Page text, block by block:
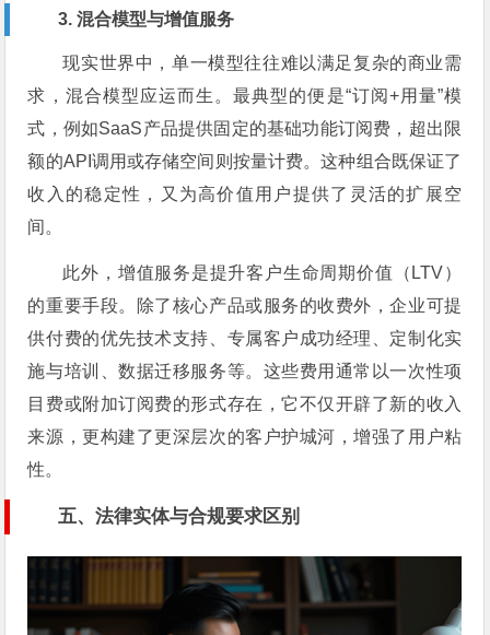
3. 混合模型与增值服务
现实世界中，单一模型往往难以满足复杂的商业需
求，混合模型应运而生。最典型的便是“订阅+用量”模
式，例如SaaS产品提供固定的基础功能订阅费，超出限
额的API调用或存储空间则按量计费。这种组合既保证了
收入的稳定性，又为高价值用户提供了灵活的扩展空
间。
此外，增值服务是提升客户生命周期价值（LTV）
的重要手段。除了核心产品或服务的收费外，企业可提
供付费的优先技术支持、专属客户成功经理、定制化实
施与培训、数据迁移服务等。这些费用通常以一次性项
目费或附加订阅费的形式存在，它不仅开辟了新的收入
来源，更构建了更深层次的客户护城河，增强了用户粘
性。
五、法律实体与合规要求区别